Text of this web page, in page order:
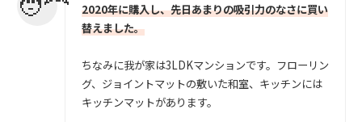
2020年に購入し、先日あまりの吸引力のなさに買い
替えました。
ちなみに我が家は3LDKマンションです。フローリン
グ、ジョイントマットの敷いた和室、キッチンには
キッチンマットがあります。